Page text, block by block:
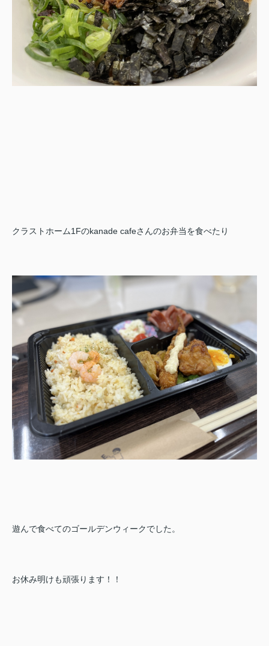
クラストホーム1Fのkanade cafeさんのお弁当を食べたり
遊んで食べてのゴールデンウィークでした。
お休み明けも頑張ります！！